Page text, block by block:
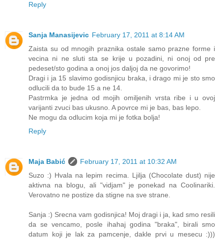
Reply
Sanja Manasijevic February 17, 2011 at 8:14 AM
Zaista su od mnogih praznika ostale samo prazne forme i
vecina ni ne sluti sta se krije u pozadini, ni onoj od pre
pedeset/sto godina a onoj jos daljoj da ne govorimo!
Dragi i ja 15 slavimo godisnjicu braka, i drago mi je sto smo
odlucili da to bude 15 a ne 14.
Pastrmka je jedna od mojih omiljenih vrsta ribe i u ovoj
varijanti zvuci bas ukusno. A povrce mi je bas, bas lepo.
Ne mogu da odlucim koja mi je fotka bolja!
Reply
Maja Babić
February 17, 2011 at 10:32 AM
Suzo :) Hvala na lepim recima. Ljilja (Chocolate dust) nije
aktivna na blogu, ali "vidjam" je ponekad na Coolinariki.
Verovatno ne postize da stigne na sve strane.
Sanja :) Srecna vam godisnjica! Moj dragi i ja, kad smo resili
da se vencamo, posle ihahaj godina "braka", birali smo
datum koji je lak za pamcenje, dakle prvi u mesecu :)))